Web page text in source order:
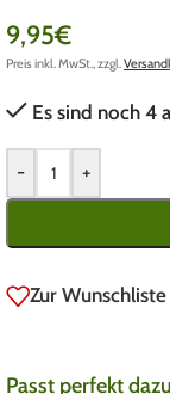
9,95€
Preis inkl. MwSt., zzgl.
Es sind noch 4
- +
Zur
Passt perfekt